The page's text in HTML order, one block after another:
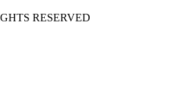
RESERVED